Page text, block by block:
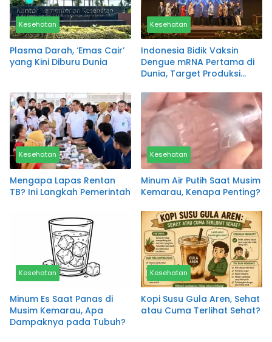
Kesehatan
Plasma Darah, ‘Emas Cair’
yang Kini Diburu Dunia
Kesehatan
Indonesia Bidik Vaksin
Dengue mRNA Pertama di
Dunia, Target Produksi
Kesehatan
Mengapa Lapas Rentan
TB? Ini Langkah Pemerintah
Kesehatan
Minum Air Putih Saat Musim
Kemarau, Kenapa Penting?
Kesehatan
Minum Es Saat Panas di
Musim Kemarau, Apa
Dampaknya pada Tubuh?
Kesehatan
Kopi Susu Gula Aren, Sehat
atau Cuma Terlihat Sehat?